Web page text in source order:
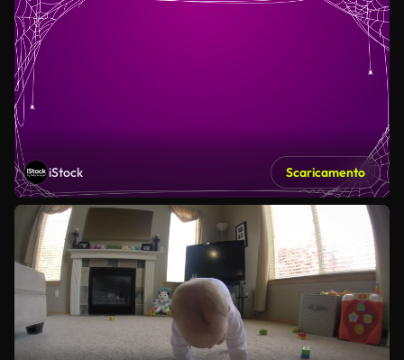
iStock Scaricamento